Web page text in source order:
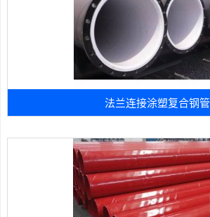
法兰连接涂塑复合钢管